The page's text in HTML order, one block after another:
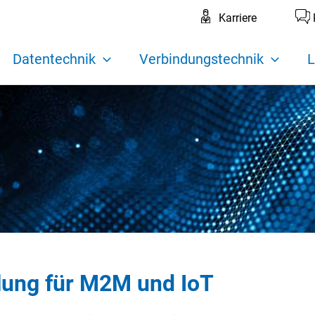
Karriere
Datentechnik Verbindungstechnik
für M2M und IoT